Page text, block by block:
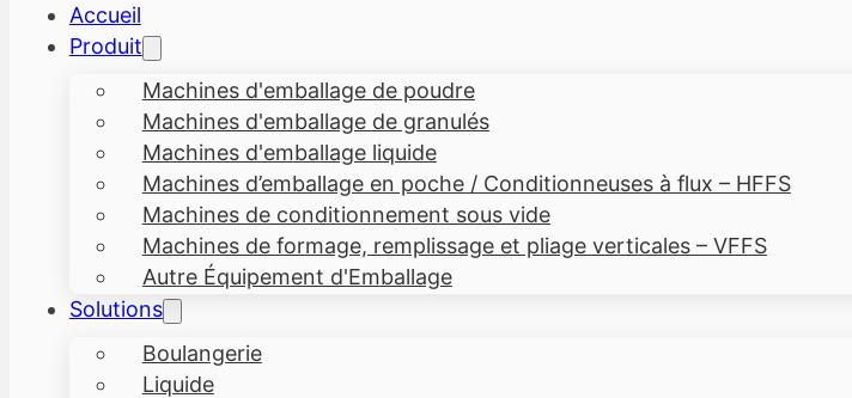
Accueil
Produit
Machines d'emballage de poudre
Machines d'emballage de granulés
Machines d'emballage liquide
Machines d’emballage en poche / Conditionneuses à flux – HFFS
Machines de conditionnement sous vide
Machines de formage, remplissage et pliage verticales – VFFS
Autre Équipement d'Emballage
Solutions
Boulangerie
Liquide